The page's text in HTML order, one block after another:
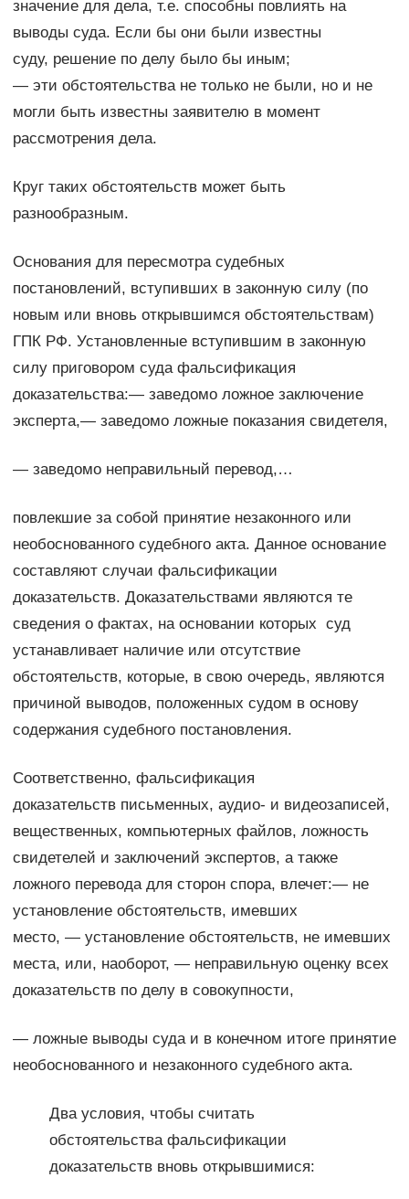
значение для дела, т.е. способны повлиять на
выводы суда. Если бы они были известны
суду, решение по делу было бы иным;
— эти обстоятельства не только не были, но и не
могли быть известны заявителю в момент
рассмотрения дела.
Круг таких обстоятельств может быть
разнообразным.
Основания для пересмотра судебных
постановлений, вступивших в законную силу (по
новым или вновь открывшимся обстоятельствам)
ГПК РФ. Установленные вступившим в законную
силу приговором суда фальсификация
доказательства:— заведомо ложное заключение
эксперта,— заведомо ложные показания свидетеля,
— заведомо неправильный перевод,…
повлекшие за собой принятие незаконного или
необоснованного судебного акта. Данное основание
составляют случаи фальсификации
доказательств. Доказательствами являются те
сведения о фактах, на основании которых суд
устанавливает наличие или отсутствие
обстоятельств, которые, в свою очередь, являются
причиной выводов, положенных судом в основу
содержания судебного постановления.
Соответственно, фальсификация
доказательств письменных, аудио- и видеозаписей,
вещественных, компьютерных файлов, ложность
свидетелей и заключений экспертов, а также
ложного перевода для сторон спора, влечет:— не
установление обстоятельств, имевших
место, — установление обстоятельств, не имевших
места, или, наоборот, — неправильную оценку всех
доказательств по делу в совокупности,
— ложные выводы суда и в конечном итоге принятие
необоснованного и незаконного судебного акта.
Два условия, чтобы считать
обстоятельства фальсификации
доказательств вновь открывшимися: